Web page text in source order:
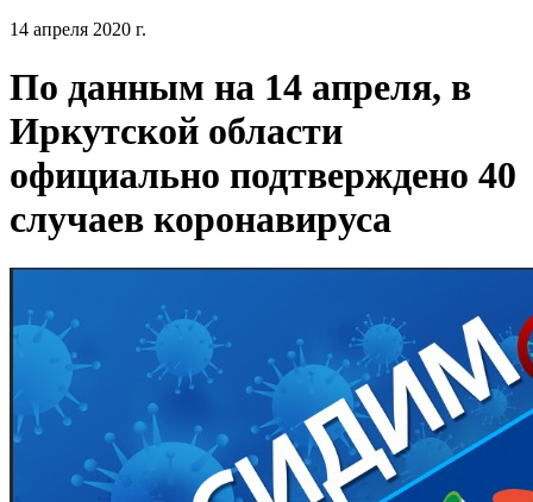
14 апреля 2020 г.
По данным на 14 апреля, в
Иркутской области
официально подтверждено 40
случаев коронавируса